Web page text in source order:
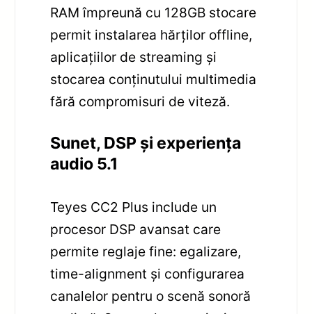
RAM împreună cu 128GB stocare
permit instalarea hărților offline,
aplicațiilor de streaming și
stocarea conținutului multimedia
fără compromisuri de viteză.
Sunet, DSP și experiența
audio 5.1
Teyes CC2 Plus include un
procesor DSP avansat care
permite reglaje fine: egalizare,
time-alignment și configurarea
canalelor pentru o scenă sonoră